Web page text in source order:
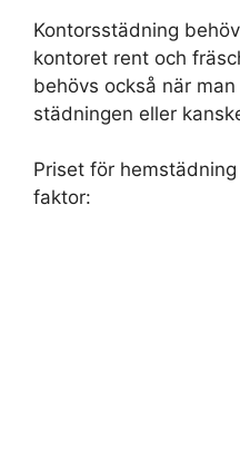
Kontorsstädning
kontoret rent och
behövs också när
städningen eller
Priset för
faktor: